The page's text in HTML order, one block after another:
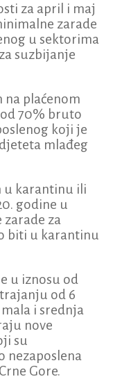
za april i maj
zarade
u sektorima
suzbijanje
na plaćenom
70% bruto
koji je
mlađeg
u karantinu ili
godine u
za
biti u karantinu
u iznosu od
od 6
i srednja
nove
su
nezaposlena
Gore.